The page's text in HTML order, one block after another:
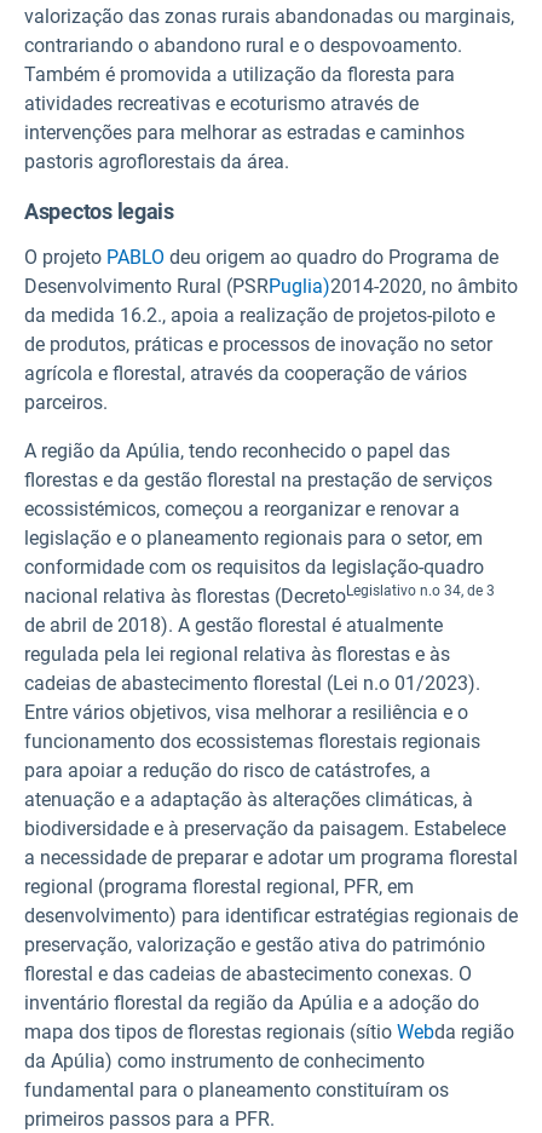
valorização das zonas rurais abandonadas ou marginais,
contrariando o abandono rural e o despovoamento.
Também é promovida a utilização da floresta para
atividades recreativas e ecoturismo através de
intervenções para melhorar as estradas e caminhos
pastoris agroflorestais da área.
Aspectos legais
O projeto PABLO deu origem ao quadro do Programa de
Desenvolvimento Rural (PSRPuglia)2014-2020, no âmbito
da medida 16.2., apoia a realização de projetos-piloto e
de produtos, práticas e processos de inovação no setor
agrícola e florestal, através da cooperação de vários
parceiros.
A região da Apúlia, tendo reconhecido o papel das
florestas e da gestão florestal na prestação de serviços
ecossistémicos, começou a reorganizar e renovar a
legislação e o planeamento regionais para o setor, em
conformidade com os requisitos da legislação-quadro
nacional relativa às florestas (DecretoLegislativo n.o 34, de 3
de abril de 2018). A gestão florestal é atualmente
regulada pela lei regional relativa às florestas e às
cadeias de abastecimento florestal (Lei n.o 01/2023).
Entre vários objetivos, visa melhorar a resiliência e o
funcionamento dos ecossistemas florestais regionais
para apoiar a redução do risco de catástrofes, a
atenuação e a adaptação às alterações climáticas, à
biodiversidade e à preservação da paisagem. Estabelece
a necessidade de preparar e adotar um programa florestal
regional (programa florestal regional, PFR, em
desenvolvimento) para identificar estratégias regionais de
preservação, valorização e gestão ativa do património
florestal e das cadeias de abastecimento conexas. O
inventário florestal da região da Apúlia e a adoção do
mapa dos tipos de florestas regionais (sítio Webda região
da Apúlia) como instrumento de conhecimento
fundamental para o planeamento constituíram os
primeiros passos para a PFR.